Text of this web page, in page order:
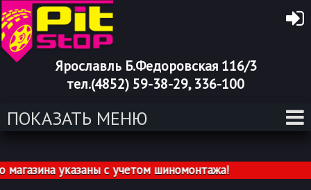
Ярославль Б.Федоровская 116/3
тел.(4852) 59-38-29, 336-100
ПОКАЗАТЬ МЕНЮ
указаны с учетом шиномонтажа!